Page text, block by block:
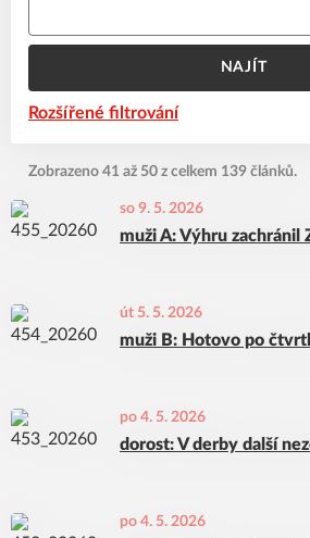
NAJÍT
Rozšířené filtrování
Zobrazeno 41 až 50 z celkem 139 článků.
so 9. 5. 2026
muži A: Výhru zachránil
út 5. 5. 2026
muži B: Hotovo po
po 4. 5. 2026
dorost: V derby další
po 4. 5. 2026